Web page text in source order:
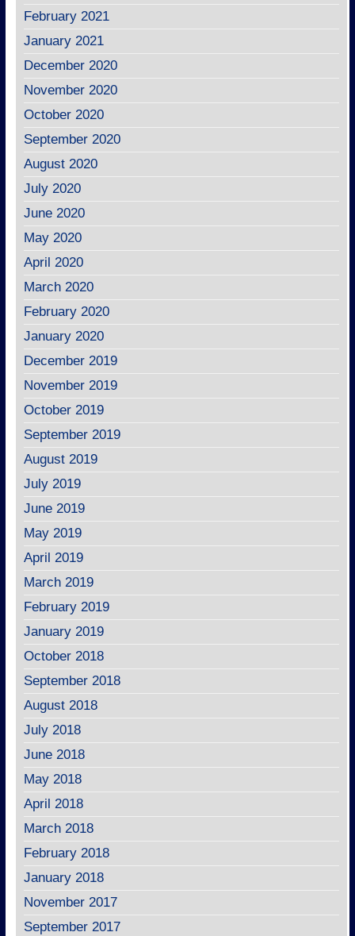
February 2021
January 2021
December 2020
November 2020
October 2020
September 2020
August 2020
July 2020
June 2020
May 2020
April 2020
March 2020
February 2020
January 2020
December 2019
November 2019
October 2019
September 2019
August 2019
July 2019
June 2019
May 2019
April 2019
March 2019
February 2019
January 2019
October 2018
September 2018
August 2018
July 2018
June 2018
May 2018
April 2018
March 2018
February 2018
January 2018
November 2017
September 2017